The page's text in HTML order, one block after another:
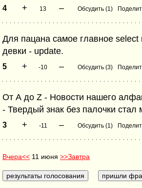
4 + 13 – Обсудить (1)
Для пацана самое главное select
девки - update.
5 + -10 – Обсудить (3)
От А до Z - Новости нашего
- Твердый знак без палочки стал
3 + -11 – Обсудить (1)
Вчера<< 11 июня >>Завтра